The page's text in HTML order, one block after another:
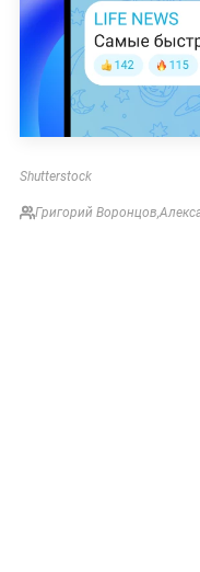
Shutterstock
Григорий Воронцов,